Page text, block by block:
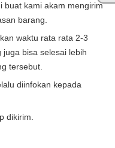
buat kami akam mengirim
barang.
waktu rata rata 2-3
bisa selesai lebih
tersebut.
diinfokan kepada
dikirim.